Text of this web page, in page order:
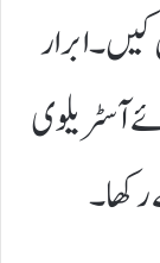
حاصل کیں۔ ابرار
آسٹریلوی